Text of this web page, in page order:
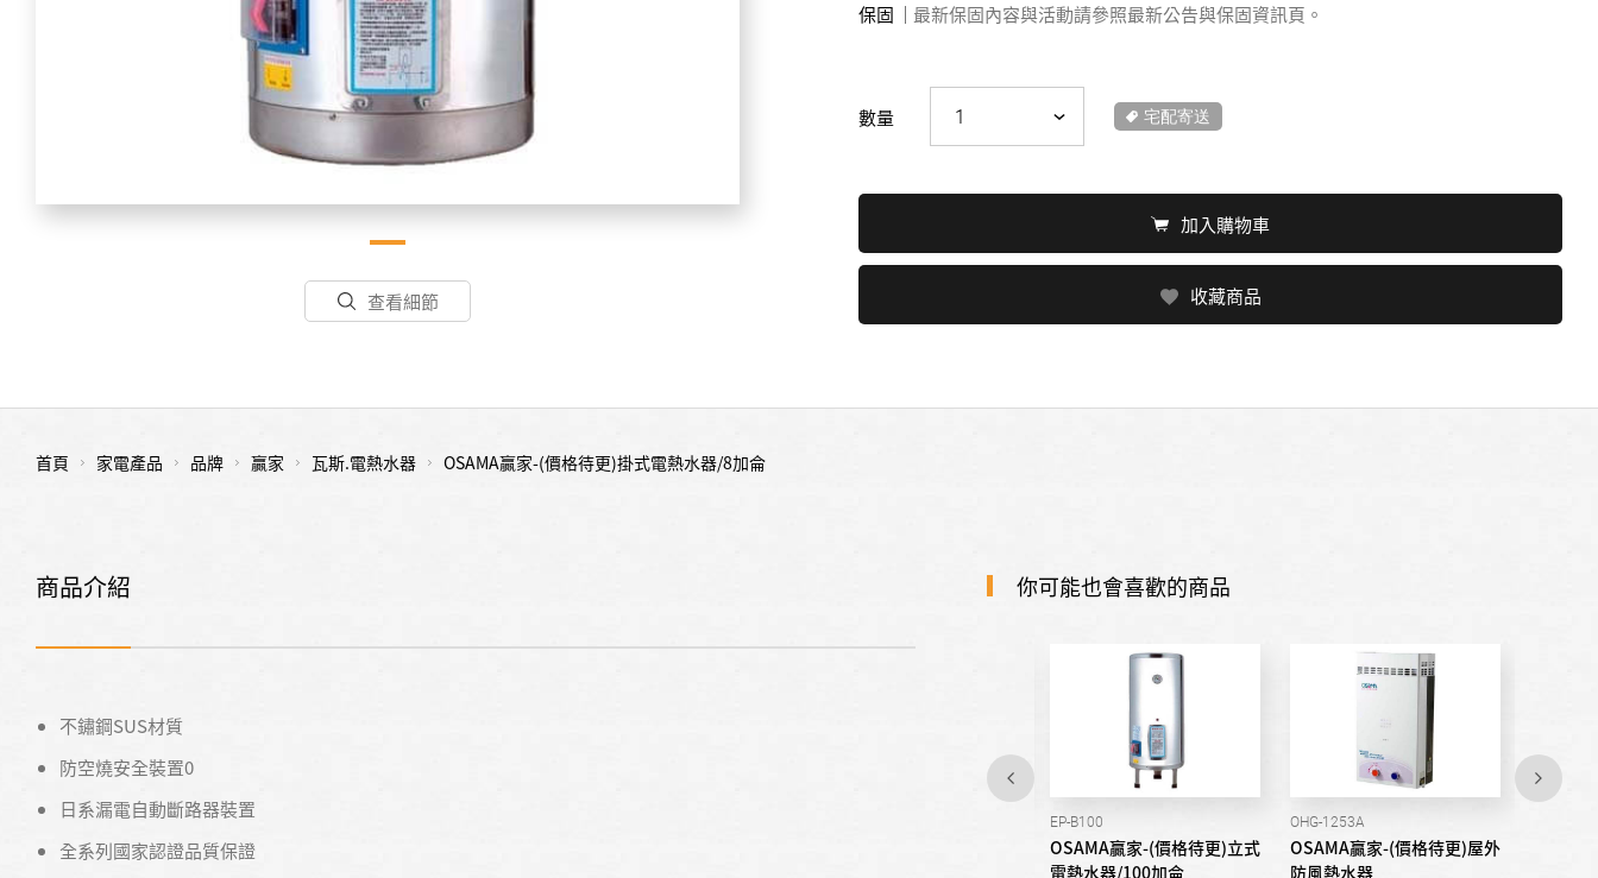
查看細節
保固
最新保固內容與活動請參照最新公告與保固資訊頁。
數量 宅配寄送
加入購物車
收藏商品
首頁 家電產品 品牌 贏家 瓦斯.電熱水器 OSAMA贏家-(價格待更)掛式電熱水器/8加侖
商品介紹
不鏽鋼SUS材質
防空燒安全裝置0
日系漏電自動斷路器裝置
全系列國家認證品質保證
你可能也會喜歡的商品
EP-B100
OSAMA贏家-(價格待更)立式
電熱水器/100加侖
OHG-1253A
OSAMA贏家-(價格待更)屋外
防風熱水器